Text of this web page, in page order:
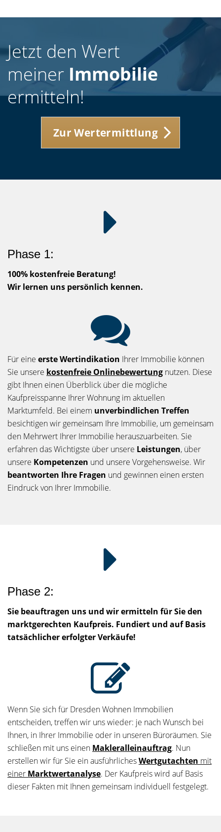
Jetzt den Wert
meiner Immobilie
ermitteln!
Zur Wertermittlung
Phase 1:
100% kostenfreie Beratung!
Wir lernen uns persönlich kennen.
Für eine erste Wertindikation Ihrer Immobilie können
Sie unsere kostenfreie Onlinebewertung nutzen. Diese
gibt Ihnen einen Überblick über die mögliche
Kaufpreisspanne Ihrer Wohnung im aktuellen
Marktumfeld. Bei einem unverbindlichen Treffen
besichtigen wir gemeinsam Ihre Immobilie, um gemeinsam
den Mehrwert Ihrer Immobilie herauszuarbeiten. Sie
erfahren das Wichtigste über unsere Leistungen, über
unsere Kompetenzen und unsere Vorgehensweise. Wir
beantworten Ihre Fragen und gewinnen einen ersten
Eindruck von Ihrer Immobilie.
Phase 2:
Sie beauftragen uns und wir ermitteln für Sie den
marktgerechten Kaufpreis. Fundiert und auf Basis
tatsächlicher erfolgter Verkäufe!
Wenn Sie sich für Dresden Wohnen Immobilien
entscheiden, treffen wir uns wieder: je nach Wunsch bei
Ihnen, in Ihrer Immobilie oder in unseren Büroräumen. Sie
schließen mit uns einen Makleralleinauftrag. Nun
erstellen wir für Sie ein ausführlichesWertgutachten mit
einer Marktwertanalyse. Der Kaufpreis wird auf Basis
dieser Fakten mit Ihnen gemeinsam individuell festgelegt.